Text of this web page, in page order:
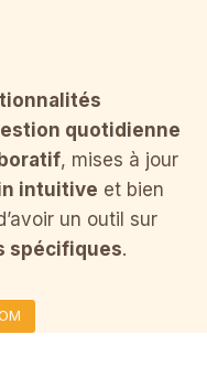
quotidienne
, mises à jour
intuitive et bien
un outil sur
spécifiques.